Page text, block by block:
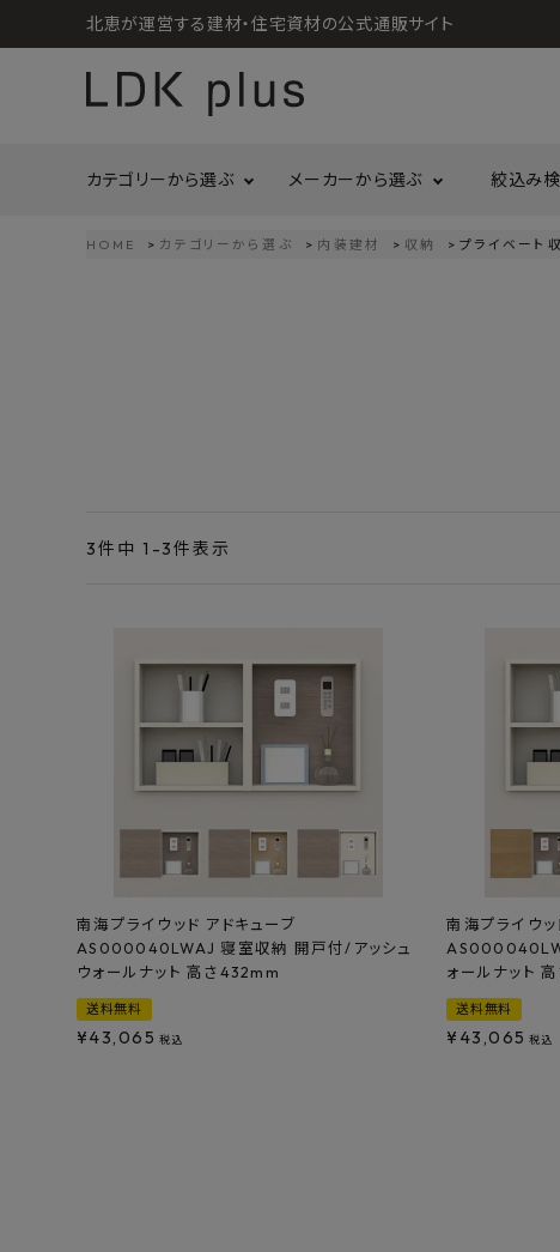
北恵が運営する建材・住宅資材の公式通販サイト
カテゴリーから選ぶ メーカーから選ぶ 絞込み
メーカーから選ぶ
ご利用ガイド
お問い合わせ
メルマガ登録
HOME カテゴリーから選ぶ 内装建材 収納 プライベート
3件中 1 -3件表示
南海プライウッド アドキューブ
AS000040LWAJ 寝室収納 開戸付/アッシュ
ウォールナット 高さ432mm
送料無料
¥43,065 税込
南海プライウッ
ォールナット
送料無料
¥ 43,065 税込